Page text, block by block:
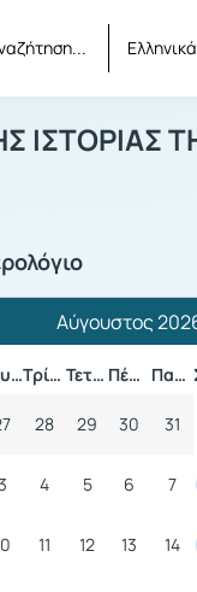
Ελληνικά
ΤΗΣ
ΙΣΤΟΡΙΑΣ
Προηγούμενος Μήνας
Αύγουστος
Δευτέρα
Τρίτη Τετάρτη Πέμπτη Παρασκευή
28 29 30 31
4 5 6 7
11 12 13 14